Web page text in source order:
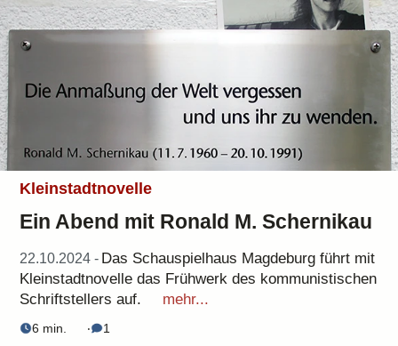
Kleinstadtnovelle
Ein Abend mit Ronald M. Schernikau
22.10.2024 - Das Schauspielhaus Magdeburg führt mit
Kleinstadtnovelle das Frühwerk des kommunistischen
Schriftstellers auf.
mehr...
6 min. ‧ 1